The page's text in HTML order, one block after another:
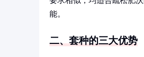
能。
二、套种的三大优势